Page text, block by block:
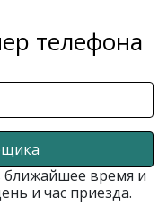
телефона
ближайшее время и
и час приезда.